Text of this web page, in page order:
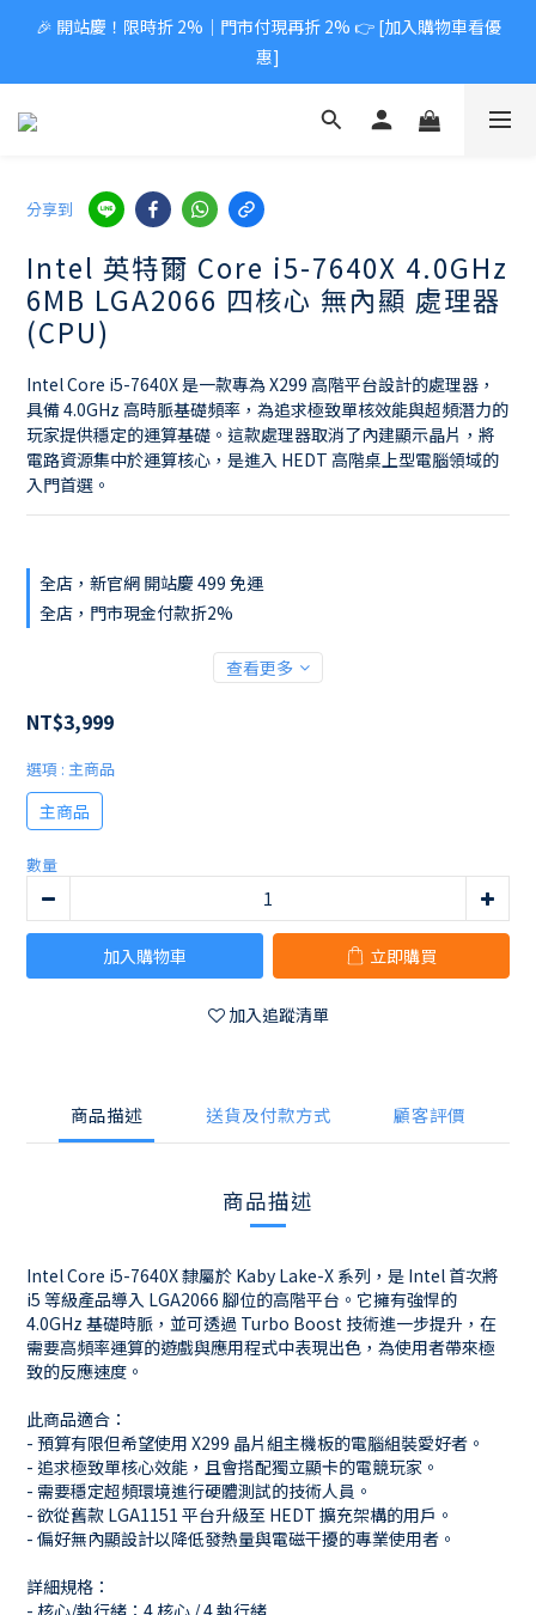
🎉 開站慶！限時折 2%｜門市付現再折 2% 👉 [加入購物車看優
惠]
分享到
Intel 英特爾 Core i5-7640X 4.0GHz
6MB LGA2066 四核心 無內顯 處理器
(CPU)
Intel Core i5-7640X 是一款專為 X299 高階平台設計的處理器，
具備 4.0GHz 高時脈基礎頻率，為追求極致單核效能與超頻潛力的
玩家提供穩定的運算基礎。這款處理器取消了內建顯示晶片，將
電路資源集中於運算核心，是進入 HEDT 高階桌上型電腦領域的
入門首選。
全店，新官網 開站慶 499 免運
全店，門市現金付款折2%
查看更多
NT$3,999
選項 : 主商品
主商品
數量
加入購物車 立即購買
加入追蹤清單
商品描述 送貨及付款方式 顧客評價
商品描述
Intel Core i5-7640X 隸屬於 Kaby Lake-X 系列，是 Intel 首次將
i5 等級產品導入 LGA2066 腳位的高階平台。它擁有強悍的
4.0GHz 基礎時脈，並可透過 Turbo Boost 技術進一步提升，在
需要高頻率運算的遊戲與應用程式中表現出色，為使用者帶來極
致的反應速度。
此商品適合：
- 預算有限但希望使用 X299 晶片組主機板的電腦組裝愛好者。
- 追求極致單核心效能，且會搭配獨立顯卡的電競玩家。
- 需要穩定超頻環境進行硬體測試的技術人員。
- 欲從舊款 LGA1151 平台升級至 HEDT 擴充架構的用戶。
- 偏好無內顯設計以降低發熱量與電磁干擾的專業使用者。
詳細規格：